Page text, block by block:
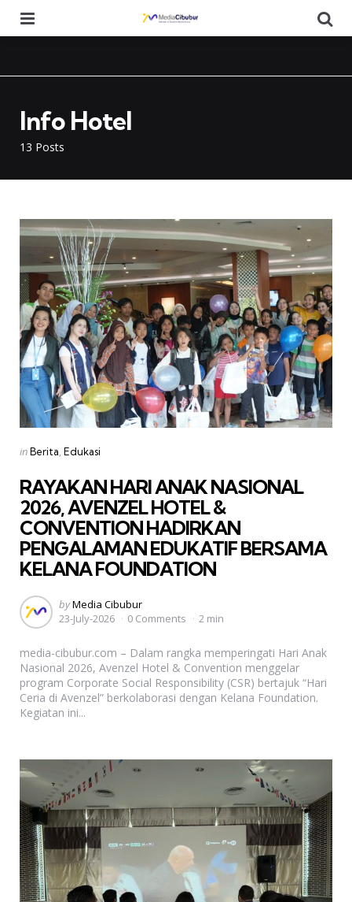
13 Posts
Info Hotel
Categories
Posted
inBerita Edukasi
RAYAKAN HARI ANAK NASIONAL
2026, AVENZEL HOTEL &
CONVENTION HADIRKAN
PENGALAMAN EDUKATIF BERSAMA
KELANA FOUNDATION
Posted
by
byMedia Cibubur
23-July-2026
0 Comments 2 min
media-cibubur.com – Dalam rangka memperingati Hari Anak
Nasional 2026, Avenzel Hotel & Convention menggelar
program Corporate Social Responsibility (CSR) bertajuk “Hari
Ceria di Avenzel” berkolaborasi dengan Kelana Foundation.
Kegiatan ini...